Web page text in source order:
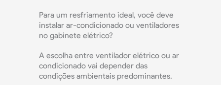
Para um resfriamento ideal, você deve
instalar ar-condicionado ou ventiladores
no gabinete elétrico?
A escolha entre ventilador elétrico ou ar
condicionado vai depender das
condições ambientais predominantes.